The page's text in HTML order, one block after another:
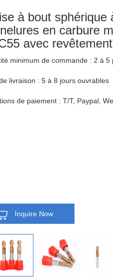
à bout sphérique
en carbure
avec
minimum de commande : 2 à 5
livraison : 5 à 8 jours ouvrables
de paiement : T/T, Paypal,
Inquire Now